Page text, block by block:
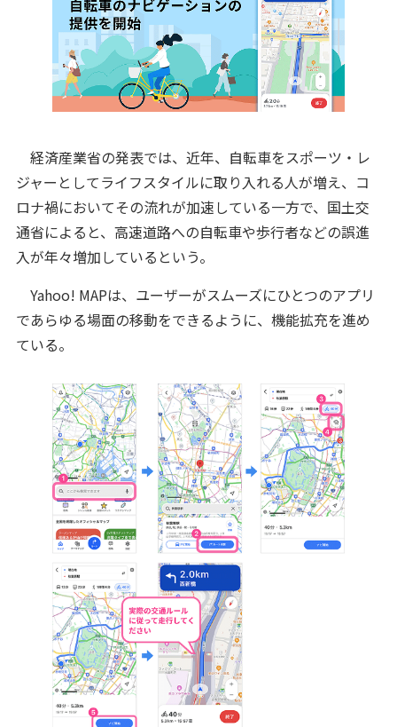
経済産業省の発表では、近年、自転車をスポーツ・レ
ジャーとしてライフスタイルに取り入れる人が増え、コ
ロナ禍においてその流れが加速している一方で、国土交
通省によると、高速道路への自転車や歩行者などの誤進
入が年々増加しているという。
Yahoo! MAPは、ユーザーがスムーズにひとつのアプリ
であらゆる場面の移動をできるように、機能拡充を進め
ている。